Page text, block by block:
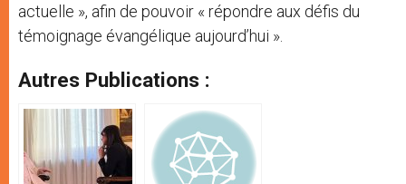
actuelle », afin de pouvoir « répondre aux défis du
témoignage évangélique aujourd’hui ».
Autres Publications :